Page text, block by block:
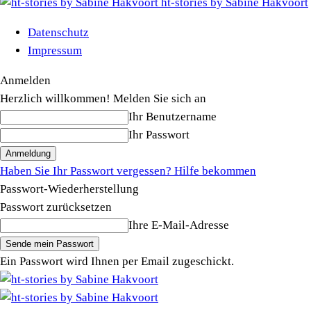
Datenschutz
Impressum
Anmelden
Herzlich willkommen! Melden Sie sich an
Ihr Benutzername
Ihr Passwort
Haben Sie Ihr Passwort vergessen? Hilfe bekommen
Passwort-Wiederherstellung
Passwort zurücksetzen
Ihre E-Mail-Adresse
Ein Passwort wird Ihnen per Email zugeschickt.